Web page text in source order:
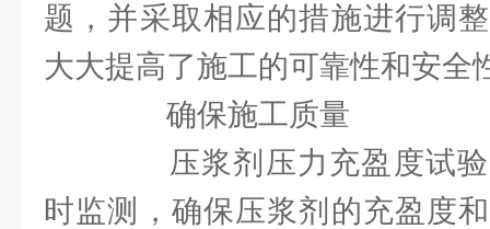
题，并采取相应的措施进行调
大大提高了施工的可靠性和安全
确保施工质量
压浆剂压力充盈度试验
时监测，确保压浆剂的充盈度